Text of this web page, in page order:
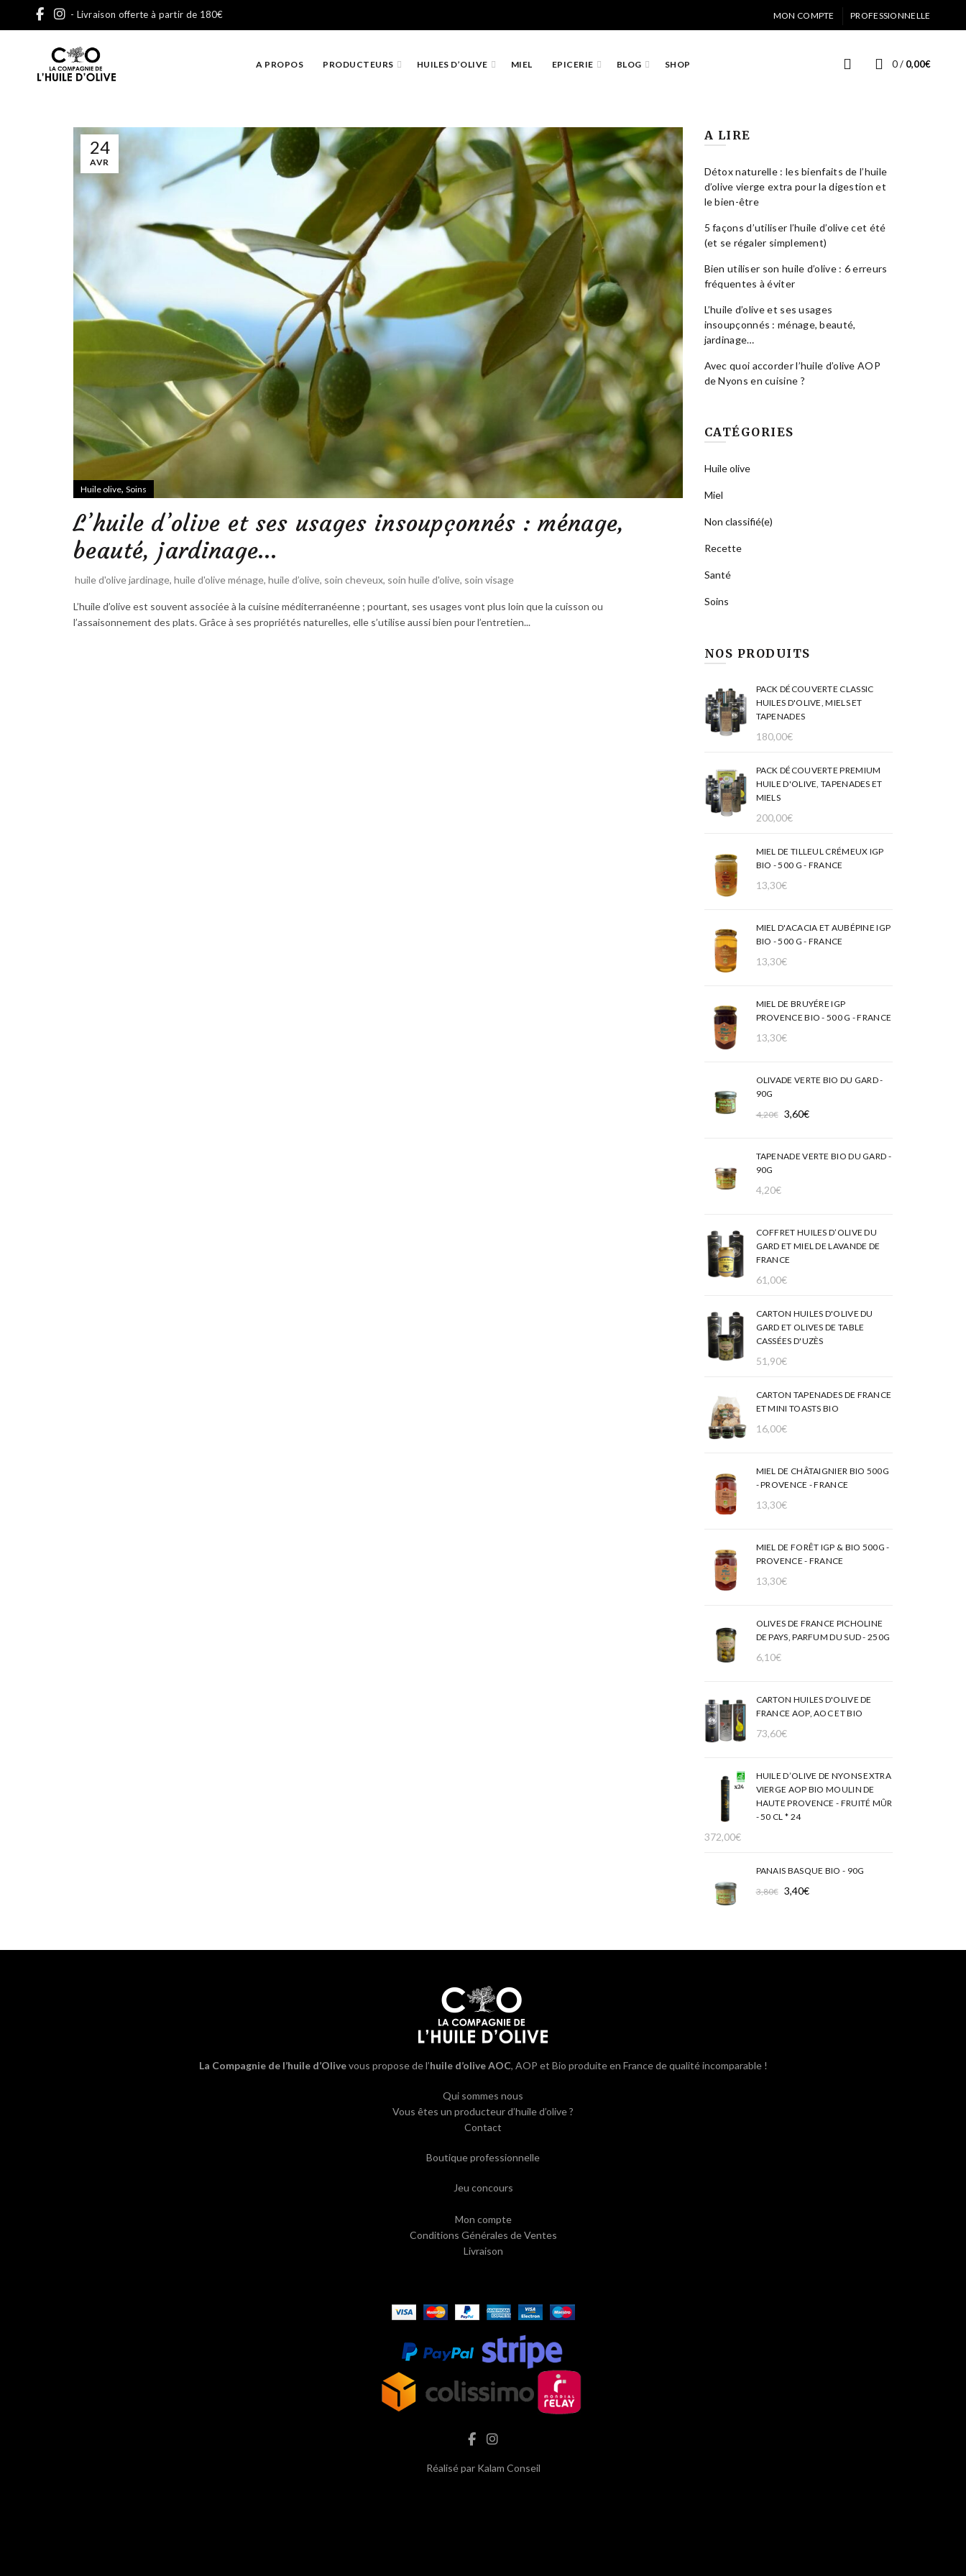
- Livraison offerte à partir de 180€ MON COMPTE PROFESSIONNELLE
A PROPOS PRODUCTEURS HUILES D’OLIVE MIEL EPICERIE BLOG SHOP 0 / 0,00€
24
AVR
Huile olive, Soins
L’huile d’olive et ses usages insoupçonnés : ménage,
beauté, jardinage…
huile d'olive jardinage, huile d'olive ménage, huile d’olive, soin cheveux, soin huile d'olive, soin visage
L’huile d’olive est souvent associée à la cuisine méditerranéenne ; pourtant, ses usages vont plus loin que la cuisson ou
l’assaisonnement des plats. Grâce à ses propriétés naturelles, elle s’utilise aussi bien pour l’entretien...
A LIRE
Détox naturelle : les bienfaits de l’huile
d’olive vierge extra pour la digestion et
le bien-être
5 façons d’utiliser l’huile d’olive cet été
(et se régaler simplement)
Bien utiliser son huile d’olive : 6 erreurs
fréquentes à éviter
L’huile d’olive et ses usages
insoupçonnés : ménage, beauté,
jardinage…
Avec quoi accorder l’huile d’olive AOP
de Nyons en cuisine ?
CATÉGORIES
Huile olive
Miel
Non classifié(e)
Recette
Santé
Soins
NOS PRODUITS
PACK DÉCOUVERTE CLASSIC
HUILES D'OLIVE, MIELS ET
TAPENADES
180,00€
PACK DÉCOUVERTE PREMIUM
HUILE D'OLIVE, TAPENADES ET
MIELS
200,00€
MIEL DE TILLEUL CRÉMEUX IGP
BIO - 500 G - FRANCE
13,30€
MIEL D'ACACIA ET AUBÉPINE IGP
BIO - 500 G - FRANCE
13,30€
MIEL DE BRUYÉRE IGP
PROVENCE BIO - 500 G - FRANCE
13,30€
OLIVADE VERTE BIO DU GARD -
90G
4,20€ Le
était :
3,60€
est :
TAPENADE VERTE BIO DU GARD -
90G
4,20€
COFFRET HUILES D’OLIVE DU
GARD ET MIEL DE LAVANDE DE
FRANCE
61,00€
CARTON HUILES D'OLIVE DU
GARD ET OLIVES DE TABLE
CASSÉES D'UZÈS
51,90€
CARTON TAPENADES DE FRANCE
ET MINI TOASTS BIO
16,00€
MIEL DE CHÂTAIGNIER BIO 500G
- PROVENCE - FRANCE
13,30€
MIEL DE FORÊT IGP & BIO 500G -
PROVENCE - FRANCE
13,30€
OLIVES DE FRANCE PICHOLINE
DE PAYS, PARFUM DU SUD - 250G
6,10€
CARTON HUILES D'OLIVE DE
FRANCE AOP, AOC ET BIO
73,60€
HUILE D’OLIVE DE NYONS EXTRA
VIERGE AOP BIO MOULIN DE
HAUTE PROVENCE - FRUITÉ MÛR
- 50 CL * 24
372,00€
PANAIS BASQUE BIO - 90G
3,80€ Le
3,80€.
3,40€
3,40€.
La Compagnie de l’huile d’Olivevous propose de l’huile d’olive AOC, AOP et Bio produite en France de qualité incomparable !
Qui sommes nous
Vous êtes un producteur d’huile d’olive ?
Contact
Boutique professionnelle
Jeu concours
Mon compte
Conditions Générales de Ventes
Livraison
Réalisé par Kalam Conseil